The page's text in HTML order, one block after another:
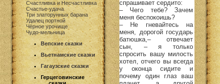
Счастливка и Несчастливка
Счастье-удача
Три златорунных барана
Удалец портной
Чёрное урочище
Чудо-мельница
Вепские сказки
Вьетнамские сказки
Гагаузские сказки
Герцеговинские
спрашивает сердито:
– Чего тебе? Зачем
меня беспокоишь?
– Не гневайтесь на
меня, дорогой государь
батюшка,– отвечает
сын, – я только
спросить вашу милость
хотел, отчего вы всегда
у оконца сидите и
почему один глаз ваш